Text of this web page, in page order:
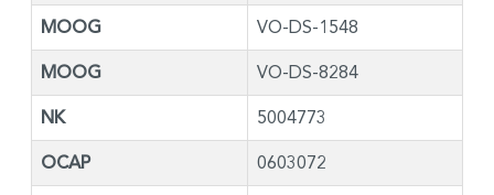
MOOG VO-DS-1548
MOOG VO-DS-8284
NK 5004773
OCAP 0603072